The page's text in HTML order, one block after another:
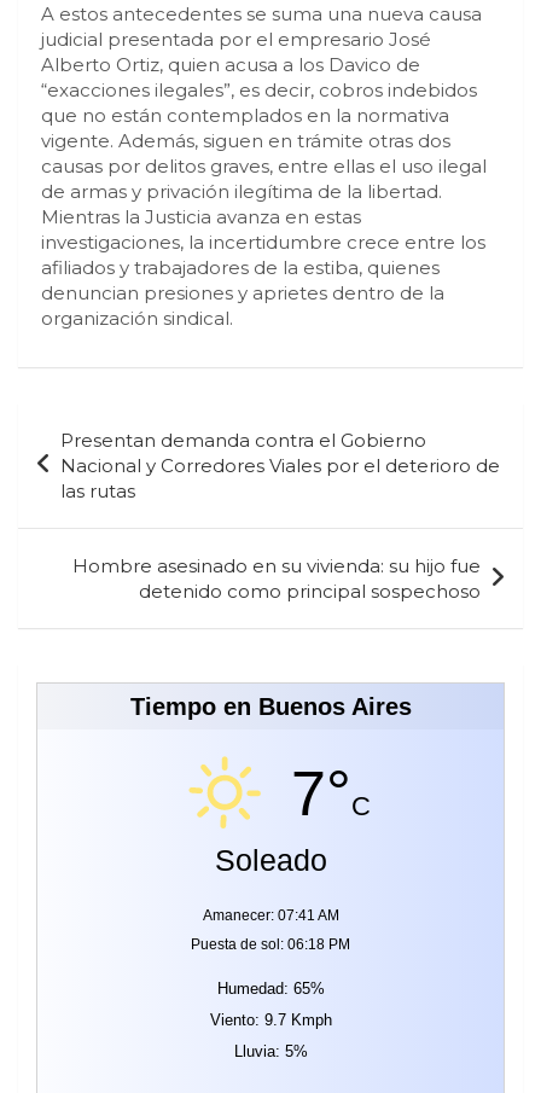
A estos antecedentes se suma una nueva causa
judicial presentada por el empresario José
Alberto Ortiz, quien acusa a los Davico de
“exacciones ilegales”, es decir, cobros indebidos
que no están contemplados en la normativa
vigente. Además, siguen en trámite otras dos
causas por delitos graves, entre ellas el uso ilegal
de armas y privación ilegítima de la libertad.
Mientras la Justicia avanza en estas
investigaciones, la incertidumbre crece entre los
afiliados y trabajadores de la estiba, quienes
denuncian presiones y aprietes dentro de la
organización sindical.
de
entradas
Presentan demanda contra el Gobierno
Nacional y Corredores Viales por el deterioro de
las rutas
Hombre asesinado en su vivienda: su hijo fue
detenido como principal sospechoso
Tiempo en Buenos Aires
7°C
Soleado
Amanecer: 07:41 AM
Puesta de sol: 06:18 PM
Humedad: 65%
Viento: 9.7 Kmph
Lluvia: 5%